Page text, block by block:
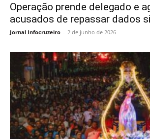
Operação prende delegado e
acusados de repassar dados
Jornal Infocruzeiro - 2 de junho de 2026